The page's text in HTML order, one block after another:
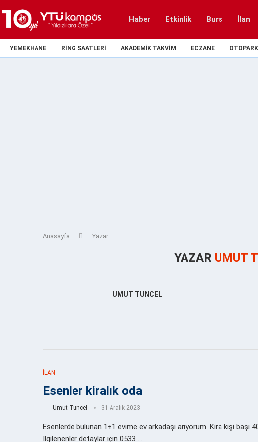
Haber Etkinlik Burs İlan
YEMEKHANE RING SAATLERI AKADEMIK TAKVIM ECZANE
Anasayfa Yazar
YAZAR UMUT
UMUT TUNCEL
İLAN
Esenler kiralık oda
Umut Tuncel 31 Aralık 2023
Esenlerde bulunan 1+1 evime ev arkadaşı arıyorum. Kira kişi başı
İlgilenenler detaylar için 0533 …